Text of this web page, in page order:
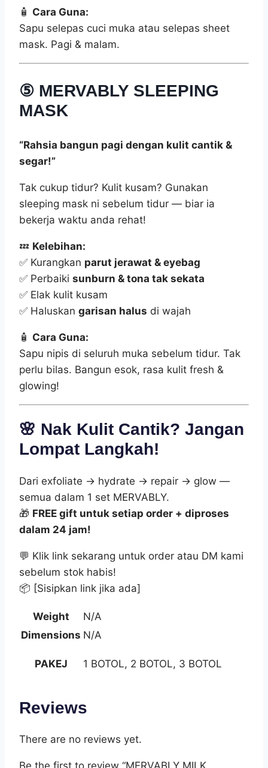
🧴 Cara Guna:
Sapu selepas cuci muka atau selepas sheet
mask. Pagi & malam.
⑤ MERVABLY SLEEPING
MASK
“Rahsia bangun pagi dengan kulit cantik &
segar!”
Tak cukup tidur? Kulit kusam? Gunakan
sleeping mask ni sebelum tidur — biar ia
bekerja waktu anda rehat!
💤 Kelebihan:
✅ Kurangkan parut jerawat & eyebag
✅ Perbaiki sunburn & tona tak sekata
✅ Elak kulit kusam
✅ Haluskan garisan halus di wajah
🧴 Cara Guna:
Sapu nipis di seluruh muka sebelum tidur. Tak
perlu bilas. Bangun esok, rasa kulit fresh &
glowing!
🌸 Nak Kulit Cantik? Jangan
Lompat Langkah!
Dari exfoliate → hydrate → repair → glow —
semua dalam 1 set MERVABLY.
🎁 FREE gift untuk setiap order + diproses
dalam 24 jam!
💬 Klik link sekarang untuk order atau DM kami
sebelum stok habis!
📦 [Sisipkan link jika ada]
Weight
N/A
Dimensions N/A
PAKEJ 1 BOTOL, 2 BOTOL, 3 BOTOL
Reviews
There are no reviews yet.